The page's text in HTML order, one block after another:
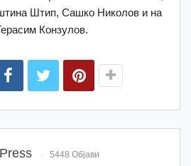
Штип, Сашко Николов и на
Конзулов.
5448 Објави